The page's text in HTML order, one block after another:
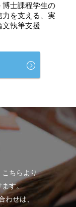
博士課程学生の
力を支える、実
文執筆支援
こちらより
ます。
わせは、